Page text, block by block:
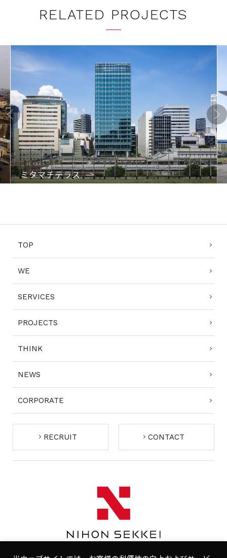
RELATED PROJECTS
Previo
us
ミタマチテラス
Next
TOP
WE
SERVICES
PROJECTS
THINK
NEWS
CORPORATE
RECRUIT CONTACT